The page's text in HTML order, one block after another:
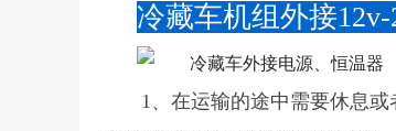
冷藏车机组外接
1、在运输的途中需要休息